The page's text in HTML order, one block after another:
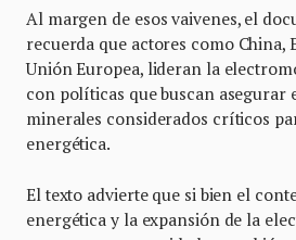
Al margen de esos vaivenes, el
recuerda que actores como China,
Unión Europea, lideran la
con políticas que buscan asegurar
minerales considerados críticos
energética.
El texto advierte que si bien el
energética y la expansión de la